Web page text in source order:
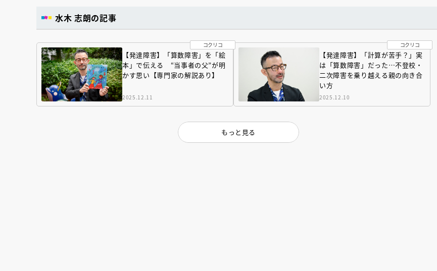
水木 志朗の記事
コクリコ
【発達障害】「算数障害」を「絵
本」で伝える “当事者の父”が明
かす思い【専門家の解説あり】
2025.12.11
コクリコ
【発達障害】「計算が苦手？」実
は「算数障害」だった…不登校・
二次障害を乗り越える親の向き合
い方
2025.12.10
もっと見る